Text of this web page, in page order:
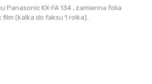
Panasonic KX-FA 134 , zamienna folia
(kalka do faksu 1 rolka).